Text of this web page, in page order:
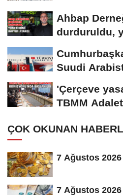
Ahbap
durduruldu,
Suudi
'Çerçeve
TBMM
ÇOK OKUNAN
7 Ağustos 2026
7 Ağustos